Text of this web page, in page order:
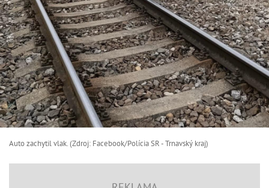
Auto zachytil vlak. (Zdroj: Facebook/Polícia SR - Trnavský kraj)